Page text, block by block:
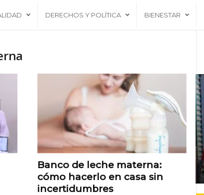
DERECHOS Y POLÍTICA BIENESTAR
Banco de leche materna:
cómo hacerlo en casa sin
incertidumbres